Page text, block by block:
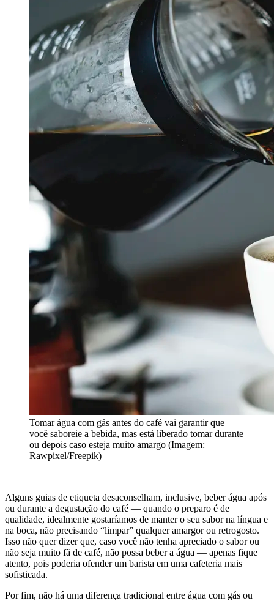
Tomar água com gás antes do café vai garantir que
você saboreie a bebida, mas está liberado tomar durante
ou depois caso esteja muito amargo (Imagem:
Rawpixel/Freepik)
Alguns guias de etiqueta desaconselham, inclusive, beber água após
ou durante a degustação do café — quando o preparo é de
qualidade, idealmente gostaríamos de manter o seu sabor na língua e
na boca, não precisando “limpar” qualquer amargor ou retrogosto.
Isso não quer dizer que, caso você não tenha apreciado o sabor ou
não seja muito fã de café, não possa beber a água — apenas fique
atento, pois poderia ofender um barista em uma cafeteria mais
sofisticada.
Por fim, não há uma diferença tradicional entre água com gás ou